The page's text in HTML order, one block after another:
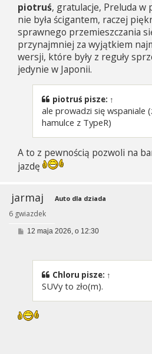
t
piotruś, gratulacje, Preluda w
nie była ścigantem, raczej
sprawnego przemieszczania
przynajmniej za wyjątkiem
wersji, które były z reguły
jedynie w Japonii.
piotruś pisze: ↑
ale prowadzi się wspaniale
hamulce z TypeR)
A to z pewnością pozwoli na
jazdę
jarmaj
6 gwiazdek
Auto dla dziada
P12 maja 2026, o 12:30
Chloru pisze: ↑
SUVy to zło(m).